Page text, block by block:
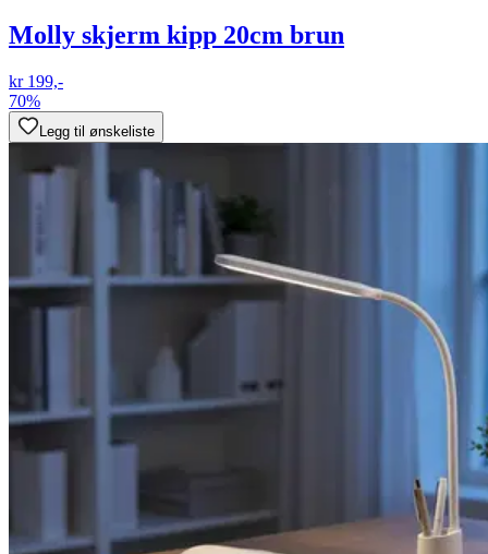
Molly skjerm kipp 20cm brun
kr 199,-
70%
Legg til ønskeliste